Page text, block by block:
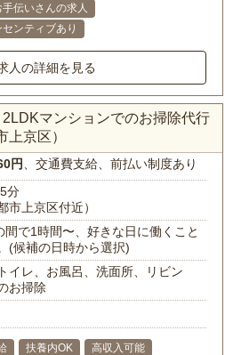
手伝いさんの求人
センティブあり
人の詳細を見る
マンションでのお掃除代行
上京区）
円 、交通費支給、前払い制度あり
分
市上京区付近）
間で1時間〜、好きな日に働くこと
(候補の日時から選択)
イレ、お風呂、洗面所、リビン
お掃除
扶養内OK
高収入可能